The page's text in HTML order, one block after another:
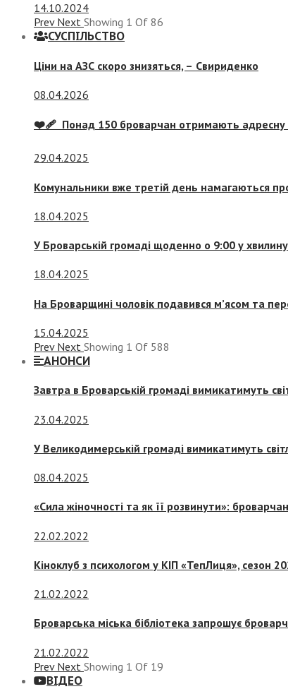
14.10.2024
Prev Next Showing 1 Of 86
СУСПIЛЬСТВО
Ціни на АЗС скоро знизяться, – Свириденко
08.04.2026
❤️‍🩹 Понад 150 броварчан отримають адресну
29.04.2025
Комунальники вже третій день намагаються
18.04.2025
У Броварській громаді щоденно о 9:00 у
18.04.2025
На Броварщині чоловік подавився м’ясом та
15.04.2025
Prev Next Showing 1 Of 588
АНОНСИ
Завтра в Броварській громаді вимикатимуть
23.04.2025
У Великодимерській громаді вимикатимуть
08.04.2025
«Сила жіночності та як її розвинути»:
22.02.2022
Кіноклуб з психологом у КІП «ТепЛиця», сезон
21.02.2022
Броварська міська бібліотека запрошує
21.02.2022
Prev Next Showing 1 Of 19
ВІДЕО